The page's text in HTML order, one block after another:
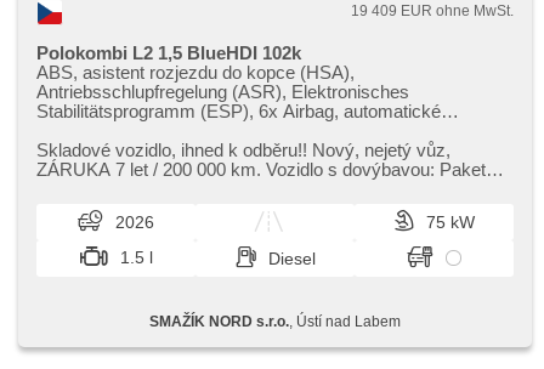
19 409 EUR ohne MwSt.
Polokombi L2 1,5 BlueHDI 102k
ABS, asistent rozjezdu do kopce (HSA),
Antriebsschlupfregelung (ASR), Elektronisches
Stabilitätsprogramm (ESP), 6x Airbag, automatické
Funkfernbedienung, Zentralverriegelung, täglich Leuchten,
digitální přístrojový štít, Lenkrad einstellbar, El.
Wegfahrsperre, Klimaanlage, 6 Geschwindigkeitsgänge,
Handgetriebe, Notbremsung (PEBS), Bordcomputer,
Servolenkung, Außenthermometer, USB, Lichtsensor,
asistent jízdy v jízdním pruhu, Reifendrucksensor,
kolo, digitální příjem rádia (DAB)
Skladové vozidlo,​ ihned k odběru!! Nový,​ nejetý vůz,​
ZÁRUKA 7 let / 200 000 km. Vozidlo s dovýbavou: Paket
2026
75 kW
1.5 l
Diesel
SMAŽÍK NORD s.r.o. , Ústí nad Labem